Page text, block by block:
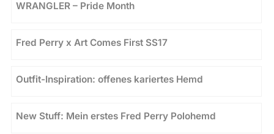
WRANGLER – Pride Month
Fred Perry x Art Comes First SS17
Outfit-Inspiration: offenes kariertes Hemd
New Stuff: Mein erstes Fred Perry Polohemd